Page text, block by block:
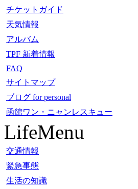
チケットガイド
天気情報
アルバム
TPF 新着情報
FAQ
サイトマップ
ブログ for personal
函館ワン・ニャンレスキュー
LifeMenu
交通情報
緊急事態
生活の知識